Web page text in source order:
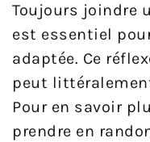
Toujours joindre
est essentiel
adaptée. Ce
peut
Pour en savoir
prendre en